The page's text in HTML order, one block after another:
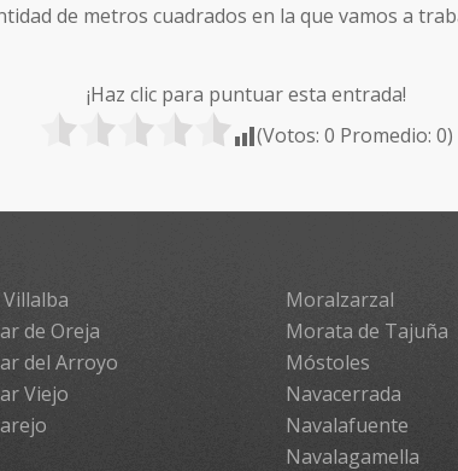
de metros cuadrados en la que vamos a
¡Haz clic para puntuar esta entrada!
(Votos: 0 Promedio: 0)
de Oreja
del Arroyo
Viejo
Moralzarzal
Morata de Tajuña
Móstoles
Navacerrada
Navalafuente
Navalagamella